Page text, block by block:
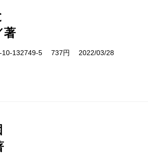
著
10-132749-5 737円 2022/03/28